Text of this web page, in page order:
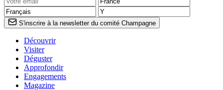
S'inscrire à la newsletter du comité Champagne
Découvrir
Visiter
Déguster
Approfondir
Engagements
Magazine